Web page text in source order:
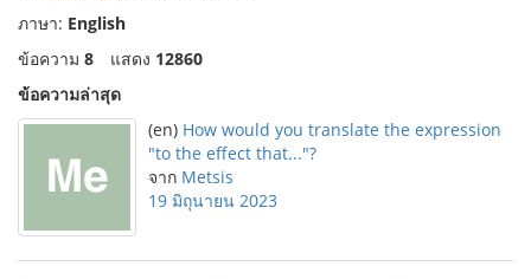
ภาษา: English
ข้อความ 8 แสดง 12860
ข้อความล่าสุด
(en) How would you translate the expression
"to the effect that..."?
จาก Metsis
19 มิถุนายน 2023